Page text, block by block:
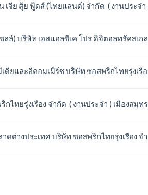
จีย สุ้ย ฟู้ดส์ (ไทยแลนด์) จำกัด ( งานประจ
ล์) บริษัท เอสแอลซีเค โปร ดิจิตอลทรัคสเ
ยและอีคอมเมิร์ซ บริษัท ซอสพริกไทยรุ่งเรื
ไทยรุ่งเรือง จำกัด ( งานประจำ ) เมืองสมุท
ต่างประเทศ บริษัท ซอสพริกไทยรุ่งเรือง